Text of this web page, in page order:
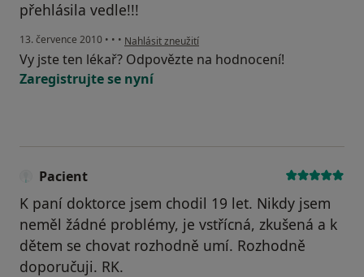
přehlásila vedle!!!
13. července 2010 • • • podle názoru uživatele Váš účet byl odstraněn
Nahlásit zneužití
Vy jste ten lékař? Odpovězte na hodnocení!
Zaregistrujte se nyní
Pacient
K paní doktorce jsem chodil 19 let. Nikdy jsem
neměl žádné problémy, je vstřícná, zkušená a k
dětem se chovat rozhodně umí. Rozhodně
doporučuji. RK.